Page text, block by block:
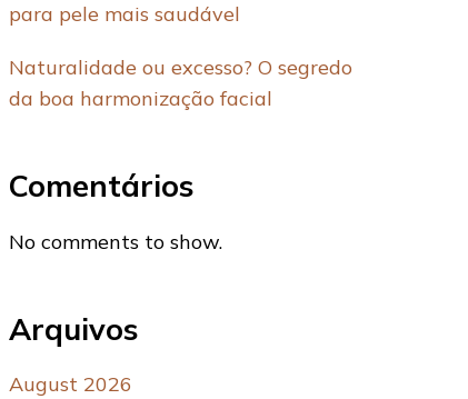
para pele mais saudável
Naturalidade ou excesso? O segredo
da boa harmonização facial
Comentários
No comments to show.
Arquivos
August 2026